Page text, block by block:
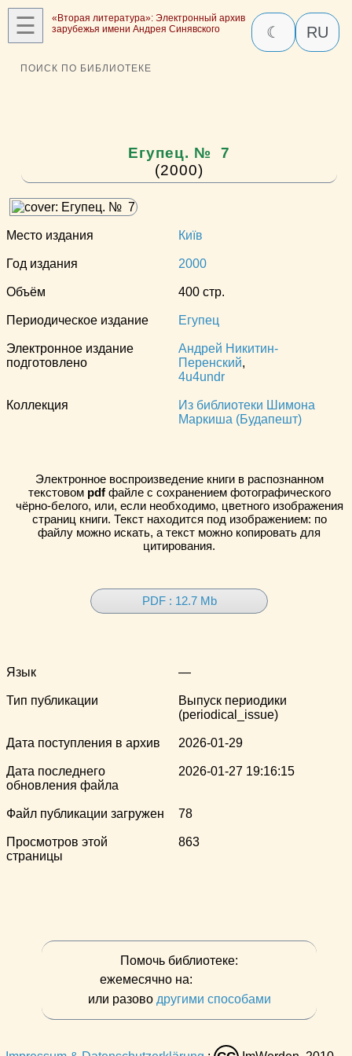
☰
«Вторая литература»: Электронный архив
зарубежья имени Андрея Синявского
☾ RU
ПОИСК ПО БИБЛИОТЕКЕ
Егупец. № 7
(2000)
Место издания Київ
Год издания 2000
Объём 400 стр.
Периодическое издание Егупец
Электронное издание
подготовлено
Андрей Никитин-
Перенский,
4u4undr
Коллекция
Из библиотеки Шимона
Маркиша (Будапешт)
Электронное воспроизведение книги в распознанном
текстовом pdfфайле с сохранением фотографического
чёрно-белого, или, если необходимо, цветного изображения
страниц книги. Текст находится под изображением: по
файлу можно искать, а текст можно копировать для
цитирования.
PDF : 12.7 Mb
Язык —
Тип публикации
Выпуск периодики
(periodical_issue)
Дата поступления в архив 2026-01-29
Дата последнего
обновления файла
2026-01-27 19:16:15
Файл публикации загружен 78
Просмотров этой
страницы
863
Помочь библиотеке:
ежемесячно на:
или разово другими способами